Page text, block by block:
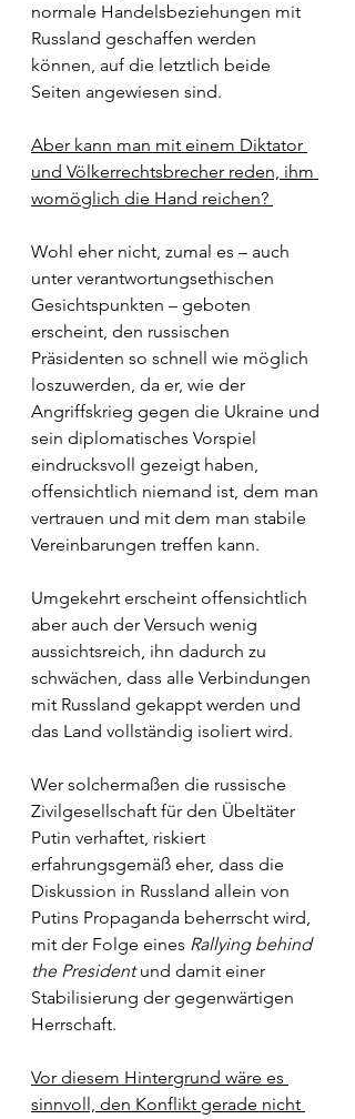
normale Handelsbeziehungen mit
Russland geschaffen werden
können, auf die letztlich beide
Seiten angewiesen sind.
Aber kann man mit einem Diktator
und Völkerrechtsbrecher reden, ihm
womöglich die Hand reichen?
Wohl eher nicht, zumal es – auch
unter verantwortungsethischen
Gesichtspunkten – geboten
erscheint, den russischen
Präsidenten so schnell wie möglich
loszuwerden, da er, wie der
Angriffskrieg gegen die Ukraine und
sein diplomatisches Vorspiel
eindrucksvoll gezeigt haben,
offensichtlich niemand ist, dem man
vertrauen und mit dem man stabile
Vereinbarungen treffen kann.
Umgekehrt erscheint offensichtlich
aber auch der Versuch wenig
aussichtsreich, ihn dadurch zu
schwächen, dass alle Verbindungen
mit Russland gekappt werden und
das Land vollständig isoliert wird.
Wer solchermaßen die russische
Zivilgesellschaft für den Übeltäter
Putin verhaftet, riskiert
erfahrungsgemäß eher, dass die
Diskussion in Russland allein von
Putins Propaganda beherrscht wird,
mit der Folge eines Rallying behind
the President und damit einer
Stabilisierung der gegenwärtigen
Herrschaft.
Vor diesem Hintergrund wäre es
sinnvoll, den Konflikt gerade nicht